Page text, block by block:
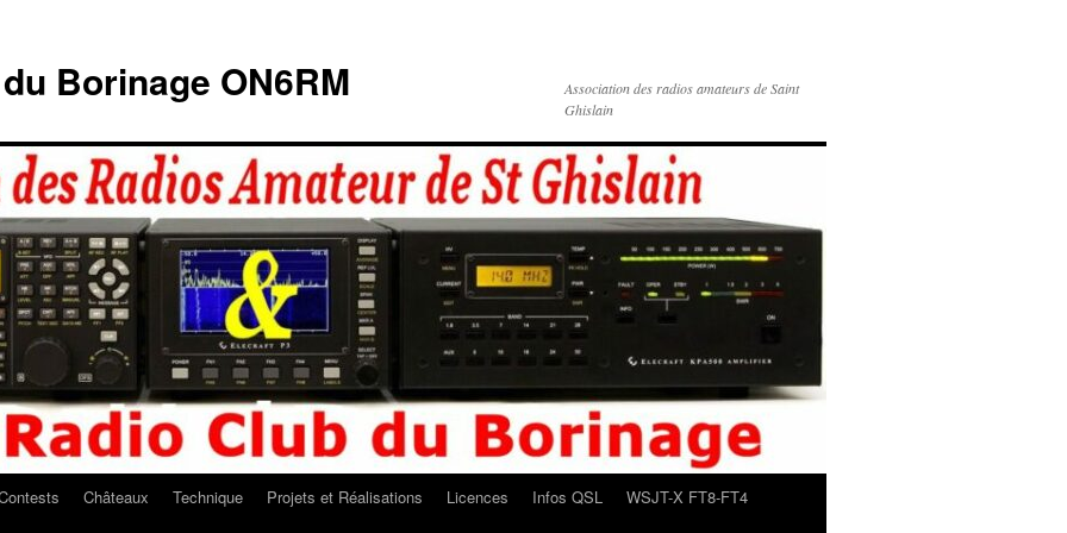
Borinage ON6RM
Association des radios amateurs de Saint
Ghislain
Châteaux Technique Projets et Réalisations Licences Infos QSL
WSJT-X FT8-FT4